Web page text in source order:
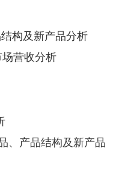
构及新产品分析
营收分析
、产品结构及新产品